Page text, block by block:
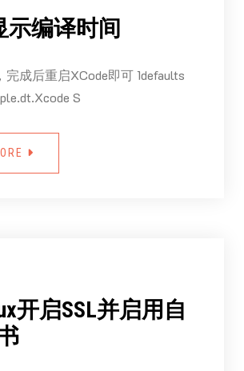
示编译时间
完成后重启XCode即可 1defaults
S
开启SSL并启用自